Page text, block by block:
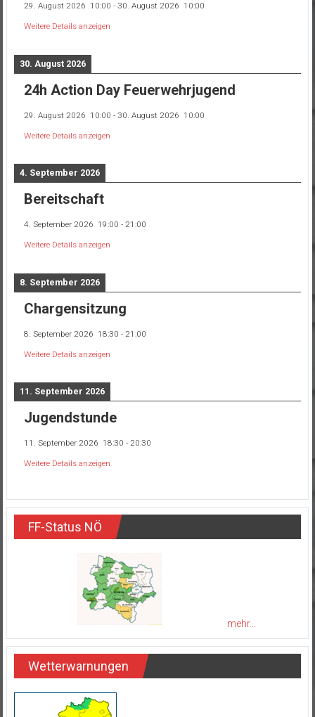
29. August 2026 10:00 - 30. August 2026 10:00
Weitere Details anzeigen
30. August 2026
24h Action Day Feuerwehrjugend
29. August 2026 10:00 - 30. August 2026 10:00
Weitere Details anzeigen
4. September 2026
Bereitschaft
4. September 2026 19:00 - 21:00
Weitere Details anzeigen
8. September 2026
Chargensitzung
8. September 2026 18:30 - 21:00
Weitere Details anzeigen
11. September 2026
Jugendstunde
11. September 2026 18:30 - 20:30
Weitere Details anzeigen
FF-Status NÖ
mehr...
Wetterwarnungen